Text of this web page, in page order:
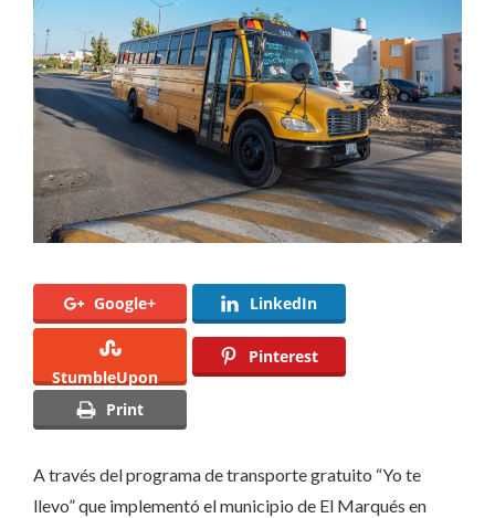
del
programa
“Yo
te
llevo”
en
El
Marqués
Google+ LinkedIn
StumbleUpon
Pinterest
Print
A través del programa de transporte gratuito “Yo te
llevo” que implementó el municipio de El Marqués en